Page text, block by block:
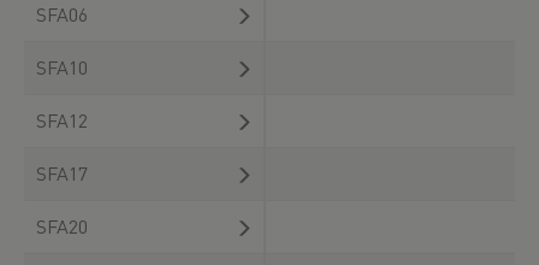
SFA06
SFA10
SFA12
SFA17
SFA20